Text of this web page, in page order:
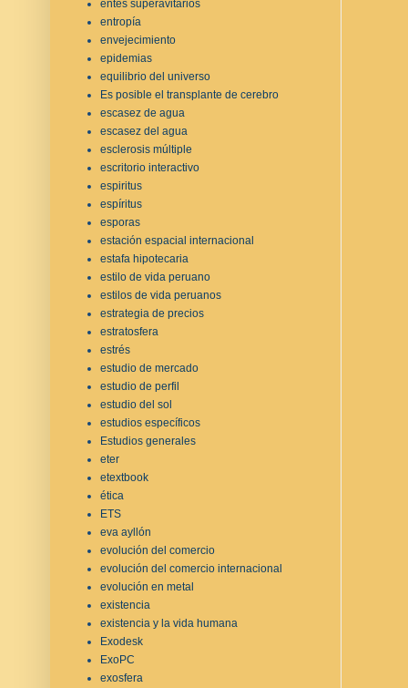
entes superavitarios
entropía
envejecimiento
epidemias
equilibrio del universo
Es posible el transplante de cerebro
escasez de agua
escasez del agua
esclerosis múltiple
escritorio interactivo
espiritus
espíritus
esporas
estación espacial internacional
estafa hipotecaria
estilo de vida peruano
estilos de vida peruanos
estrategia de precios
estratosfera
estrés
estudio de mercado
estudio de perfil
estudio del sol
estudios específicos
Estudios generales
eter
etextbook
ética
ETS
eva ayllón
evolución del comercio
evolución del comercio internacional
evolución en metal
existencia
existencia y la vida humana
Exodesk
ExoPC
exosfera